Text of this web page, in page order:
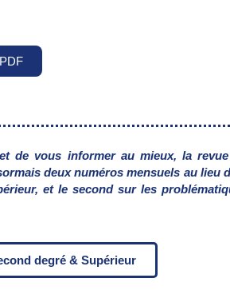
et de vous informer au mieux, la
deux numéros mensuels au lieu
et le second sur les
degré & Supérieur